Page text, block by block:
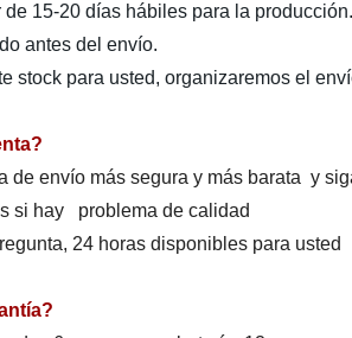
de 15-20 días hábiles para la producción.
antes del envío.
stock para usted, organizaremos el
envío más segura y más barata y
si hay problema de calidad
24 horas disponibles para usted